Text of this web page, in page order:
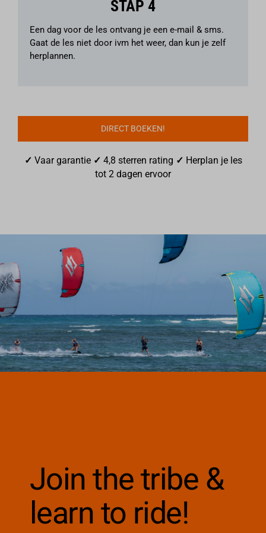
STAP 4
Een dag voor de les ontvang je een e-mail & sms.
Gaat de les niet door ivm het weer, dan kun je zelf
herplannen.
DIRECT BOEKEN!
✓ Vaar garantie ✓ 4,8 sterren rating ✓ Herplan je les
tot 2 dagen ervoor
Join the tribe &
learn to ride!